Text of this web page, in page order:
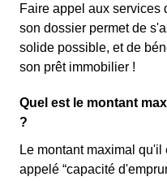
Faire appel aux services
son dossier permet de
solide possible, et de
son prêt immobilier !
Quel est le montant
?
Le montant maximal
appelé “capacité